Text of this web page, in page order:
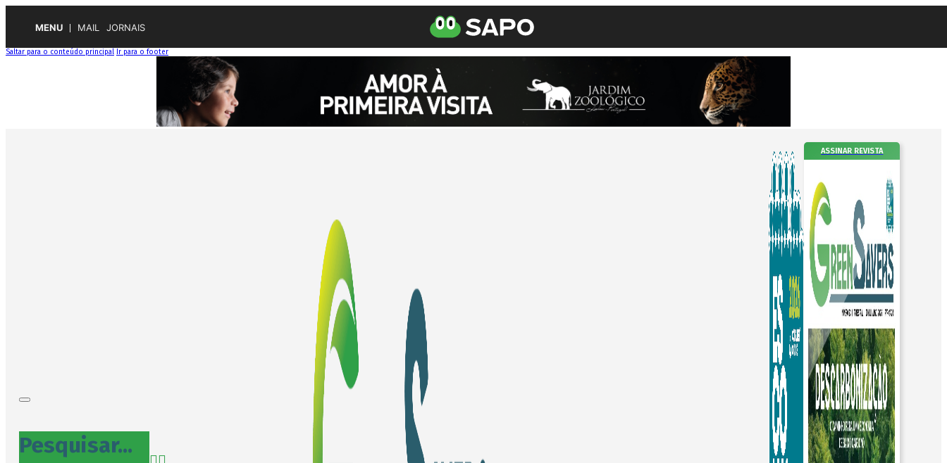
MENU MAIL JORNAIS
Saltar para o conteúdo principal Ir para o footer
Pesquisar...
ASSINAR REVISTA